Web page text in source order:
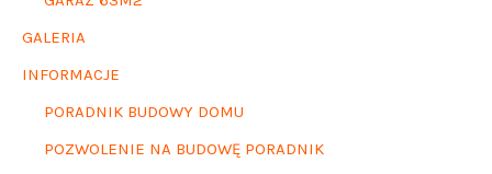
GALERIA
INFORMACJE
PORADNIK BUDOWY DOMU
POZWOLENIE NA BUDOWĘ PORADNIK